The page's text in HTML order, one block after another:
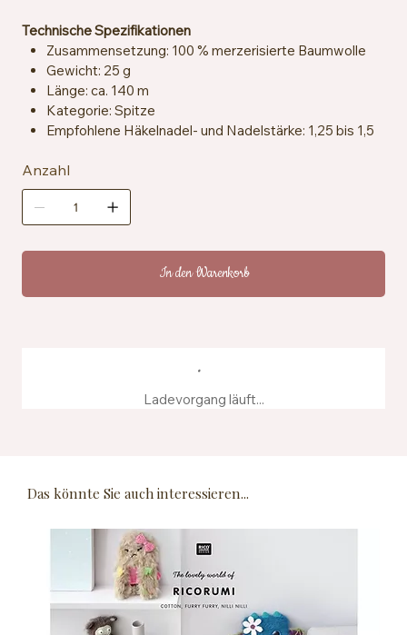
Technische Spezifikationen
Zusammensetzung: 100 % merzerisierte Baumwolle
Gewicht: 25 g
Länge: ca. 140 m
Kategorie: Spitze
Empfohlene Häkelnadel- und Nadelstärke: 1,25 bis 1,5
Maschenprobe: ca. 25 Maschen x 33 Reihen = 10 x 10
cm
Zertifizierung: EN71-3
Pflegehinweise: Maschinenwaschbar bei 40 °C
Anzahl
In den Warenkorb
Ladevorgang läuft...
Das könnte Sie auch interessieren...